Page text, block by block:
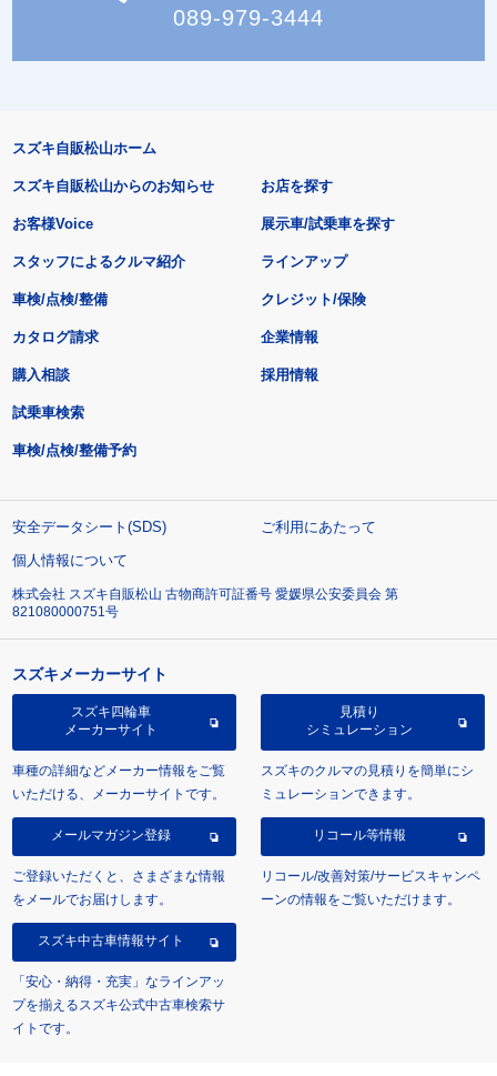
089-979-3444
スズキ自販松山ホーム
スズキ自販松山からのお知らせ
お客様Voice
スタッフによるクルマ紹介
お店を探す
展示車/試乗車を探す
ラインアップ
車検/点検/整備 クレジット/保険
カタログ請求
購入相談
試乗車検索
車検/点検/整備予約
企業情報
採用情報
安全データシート(SDS)
ご利用にあたって
個人情報について
株式会社 スズキ自販松山 古物商許可証番号 愛媛県公安委員会 第
821080000751号
スズキメーカーサイト
スズキ四輪車
メーカーサイト
車種の詳細などメーカー情報をご覧
いただける、メーカーサイトです。
見積り
シミュレーション
スズキのクルマの見積りを簡単にシ
ミュレーションできます。
メールマガジン登録
ご登録いただくと、さまざまな情報
をメールでお届けします。
リコール等情報
リコール/改善対策/サービスキャンペ
ーンの情報をご覧いただけます。
スズキ中古車情報サイト
「安心・納得・充実」なラインアッ
プを揃えるスズキ公式中古車検索サ
イトです。